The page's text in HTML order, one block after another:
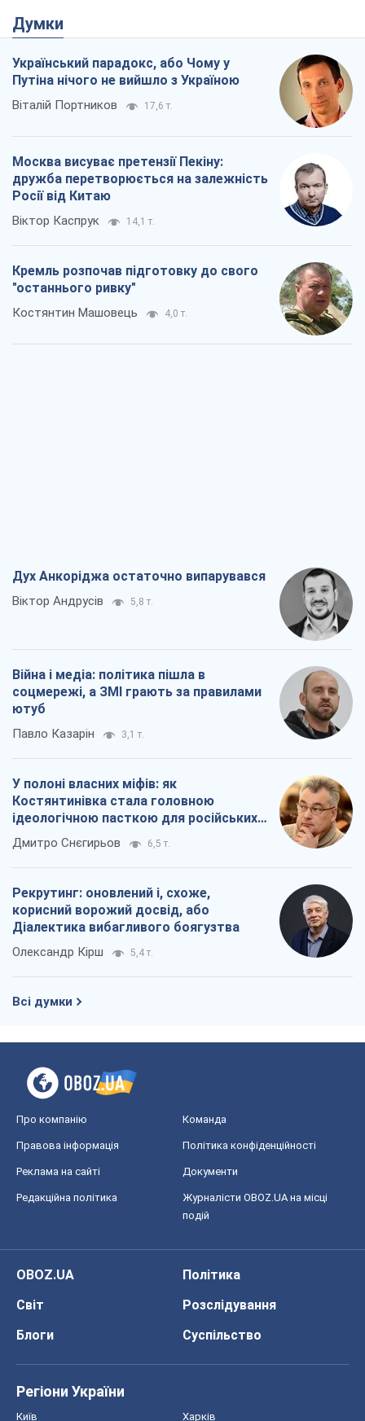
Думки
Український парадокс, або Чому у
Путіна нічого не вийшло з Україною
Віталій Портников 17,6 т.
Москва висуває претензії Пекіну:
дружба перетворюється на залежність
Росії від Китаю
Віктор Каспрук 14,1 т.
Кремль розпочав підготовку до свого
"останнього ривку"
Костянтин Машовець 4,0 т.
Дух Анкоріджа остаточно випарувався
Віктор Андрусів 5,8 т.
Війна і медіа: політика пішла в
соцмережі, а ЗМІ грають за правилами
ютуб
Павло Казарін 3,1 т.
У полоні власних міфів: як
Костянтинівка стала головною
ідеологічною пасткою для російських
окупантів
Дмитро Снєгирьов 6,5 т.
Рекрутинг: оновлений і, схоже,
корисний ворожий досвід, або
Діалектика вибагливого боягузтва
Олександр Кірш 5,4 т.
Всі думки
Про компанію Команда
Правова інформація Політика конфіденційності
Реклама на сайті Документи
Редакційна політика
Журналісти OBOZ.UA на місці
подій
OBOZ.UA
Політика
Світ
Розслідування
Блоги
Суспільство
Регіони України
Київ Харків